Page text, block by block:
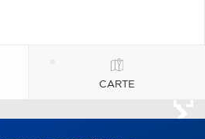
CARTE